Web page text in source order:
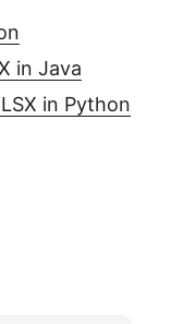
in Java
in Python